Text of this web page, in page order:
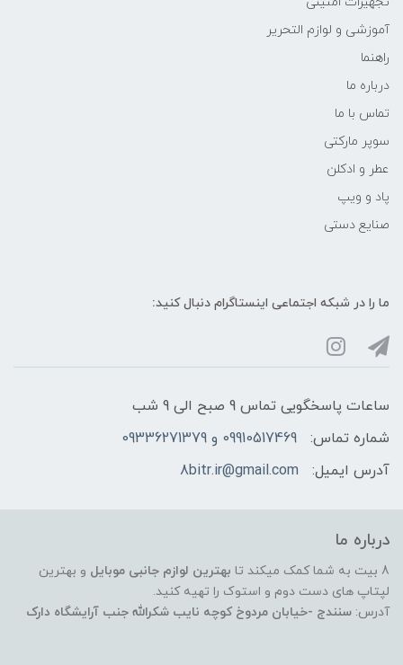
آموزشی و لوازم التحریر
راهنما
درباره ما
تماس با ما
سوپر مارکتی
عطر و ادکلن
پاد و ویپ
صنایع دستی
ما را در شبکه‌ اجتماعی اینستاگرام دنبال کنید:
ساعات پاسخگویی تماس 9 صبح الی 9 شب
شماره تماس:
09910517469 و 09336271379
آدرس ایمیل:
8bitr.ir@gmail.com
درباره ما
8 بیت به شما کمک میکند تا بهترین لوازم جانبی موبایل و بهترین
لپتاپ های دست دوم و استوک را تهیه کنید.
آدرس: سنندج -خیابان مردوخ کوچه نایب شکرالله جنب آرایشگاه دارک